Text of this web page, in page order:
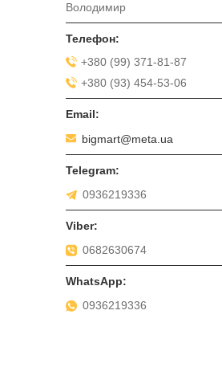
Володимир
+380 (99) 371-81-87
+380 (93) 454-53-06
bigmart@meta.ua
0936219336
0682630674
0936219336